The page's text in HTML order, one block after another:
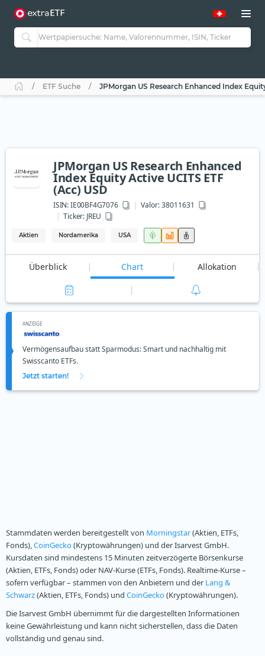
ETF Suche JPMorgan US Research Enhanced Index
JPMorgan US Research Enhanced
Index Equity Active UCITS ETF
(Acc) USD
ISIN:IE00BF4G7076
Valor: 38011631
Ticker: JREU
Aktien Nordamerika USA
Überblick Chart Allokation
ANZEIGE
Vermögensaufbau statt Sparmodus: Smart und nachhaltig mit
Swisscanto ETFs.
Jetzt starten!
Stammdaten werden bereitgestellt von Morningstar(Aktien, ETFs,
Fonds),CoinGecko(Kryptowährungen) und der Isarvest GmbH.
Kursdaten sind mindestens 15 Minuten zeitverzögerte Börsenkurse
(Aktien, ETFs, Fonds) oder NAV-Kurse (ETFs, Fonds). Realtime-Kurse –
sofern verfügbar – stammen von den Anbietern und der Lang &
Schwarz(Aktien, ETFs, Fonds) und CoinGecko(Kryptowährungen).
Die Isarvest GmbH übernimmt für die dargestellten Informationen
keine Gewährleistung und kann nicht sicherstellen, dass die Daten
vollständig und genau sind.